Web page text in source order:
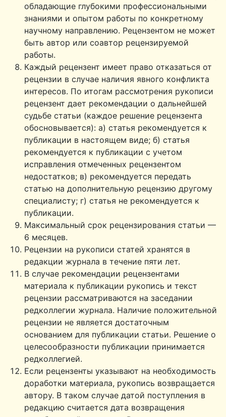
обладающие глубокими профессиональными
знаниями и опытом работы по конкретному
научному направлению. Рецензентом не может
быть автор или соавтор рецензируемой
работы.
Каждый рецензент имеет право отказаться от
рецензии в случае наличия явного конфликта
интересов. По итогам рассмотрения рукописи
рецензент дает рекомендации о дальнейшей
судьбе статьи (каждое решение рецензента
обосновывается): а) статья рекомендуется к
публикации в настоящем виде; б) статья
рекомендуется к публикации с учетом
исправления отмеченных рецензентом
недостатков; в) рекомендуется передать
статью на дополнительную рецензию другому
специалисту; г) статья не рекомендуется к
публикации.
Максимальный срок рецензирования статьи —
6 месяцев.
Рецензии на рукописи статей хранятся в
редакции журнала в течение пяти лет.
В случае рекомендации рецензентами
материала к публикации рукопись и текст
рецензии рассматриваются на заседании
редколлегии журнала. Наличие положительной
рецензии не является достаточным
основанием для публикации статьи. Решение о
целесообразности публикации принимается
редколлегией.
Если рецензенты указывают на необходимость
доработки материала, рукопись возвращается
автору. В таком случае датой поступления в
редакцию считается дата возвращения